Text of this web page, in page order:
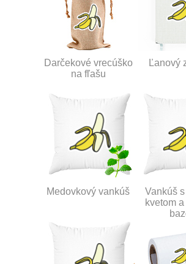
Darčekové vrecúško
na fľašu
Ľanový
Medovkový vankúš
Vankúš
kvetom